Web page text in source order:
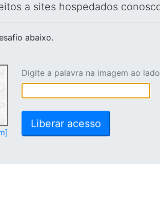
a sites hospedados
abaixo.
Digite a palavra na imagem ao